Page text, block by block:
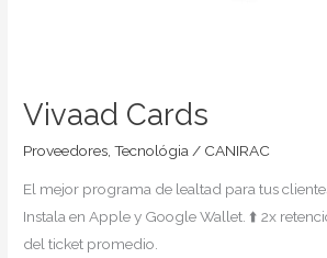
Vivaad Cards
Proveedores ,Tecnológia / CANIRAC
El mejor programa de lealtad para tus
Instala en Apple y Google Wallet. ⬆️ 2x
del ticket promedio.